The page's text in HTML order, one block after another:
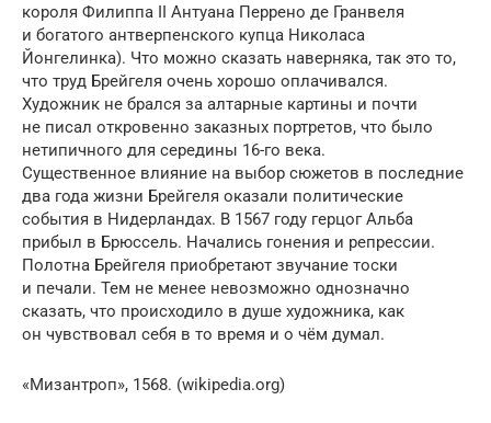
короля Филиппа II Антуана Перрено де Гранвеля
и богатого антверпенского купца Николаса
Йонгелинка). Что можно сказать наверняка, так это то,
что труд Брейгеля очень хорошо оплачивался.
Художник не брался за алтарные картины и почти
не писал откровенно заказных портретов, что было
нетипичного для середины 16-го века.
Существенное влияние на выбор сюжетов в последние
два года жизни Брейгеля оказали политические
события в Нидерландах. В 1567 году герцог Альба
прибыл в Брюссель. Начались гонения и репрессии.
Полотна Брейгеля приобретают звучание тоски
и печали. Тем не менее невозможно однозначно
сказать, что происходило в душе художника, как
он чувствовал себя в то время и о чём думал.
«Мизантроп», 1568. (wikipedia.org)